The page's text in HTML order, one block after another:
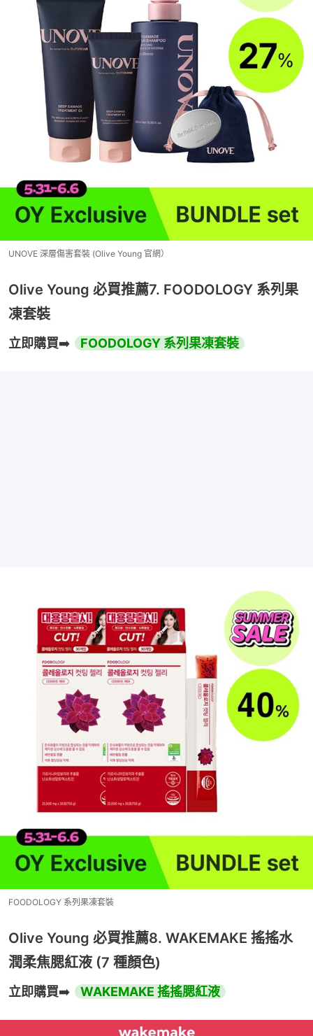
UNOVE 深層傷害套裝 (Olive Young 官網）
Olive Young 必買推薦7. FOODOLOGY 系列果
凍套裝
立即購買➡️ FOODOLOGY 系列果凍套裝
FOODOLOGY 系列果凍套裝
Olive Young 必買推薦8. WAKEMAKE 搖搖水
潤柔焦腮紅液 (7 種顏色)
立即購買➡️ WAKEMAKE 搖搖腮紅液